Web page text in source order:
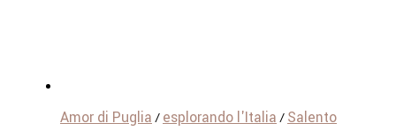
Amor di Puglia / esplorando l'Italia / Salento